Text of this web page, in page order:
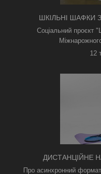
ШКІЛЬНІ ШАФКИ
Соціальний проєкт
12
ДИСТАНЦІЙНЕ
ТРИВОГАМИ ТА БЕЗ
Про асинхронний